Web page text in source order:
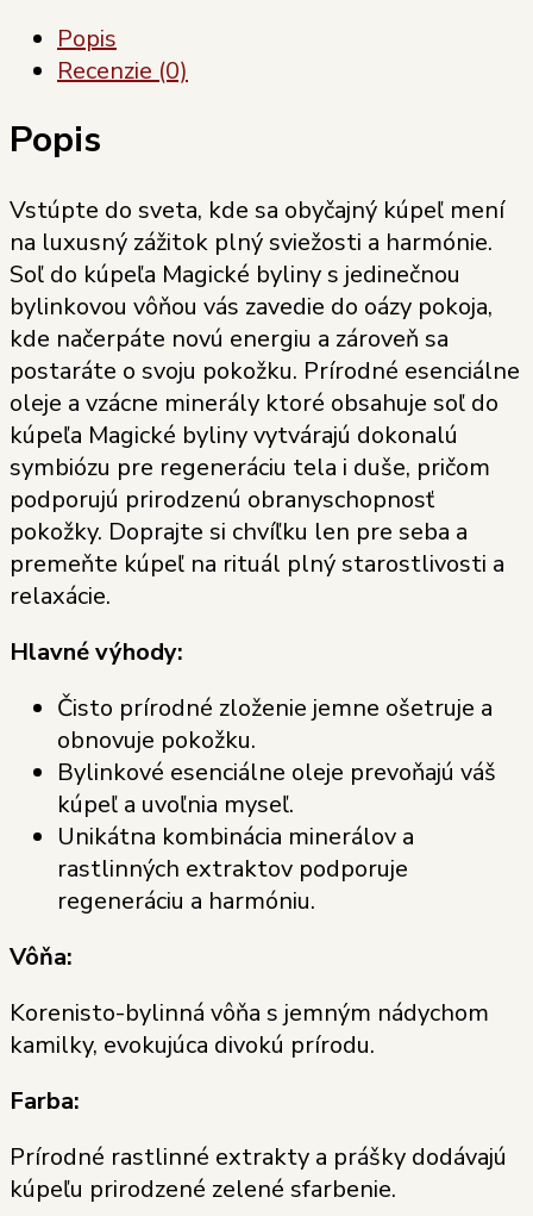
Magické
byliny
g
Popis
Recenzie (0)
Popis
Vstúpte do sveta, kde sa obyčajný kúpeľ mení
na luxusný zážitok plný sviežosti a harmónie.
Soľ do kúpeľa Magické byliny s jedinečnou
bylinkovou vôňou vás zavedie do oázy pokoja,
kde načerpáte novú energiu a zároveň sa
postaráte o svoju pokožku. Prírodné esenciálne
oleje a vzácne minerály ktoré obsahuje soľ do
kúpeľa Magické byliny vytvárajú dokonalú
symbiózu pre regeneráciu tela i duše, pričom
podporujú prirodzenú obranyschopnosť
pokožky. Doprajte si chvíľku len pre seba a
premeňte kúpeľ na rituál plný starostlivosti a
relaxácie.
Hlavné výhody:
Čisto prírodné zloženie jemne ošetruje a
obnovuje pokožku.
Bylinkové esenciálne oleje prevoňajú váš
kúpeľ a uvoľnia myseľ.
Unikátna kombinácia minerálov a
rastlinných extraktov podporuje
regeneráciu a harmóniu.
Vôňa:
Korenisto-bylinná vôňa s jemným nádychom
kamilky, evokujúca divokú prírodu.
Farba:
Prírodné rastlinné extrakty a prášky dodávajú
kúpeľu prirodzené zelené sfarbenie.